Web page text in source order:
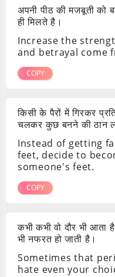
अपनी पीठ की मजबूती को
ही मिलते है।
Increase the
and betrayal come
COPY
किसी के पैरों में गिरकर
चलकर कुछ बनने की ठान
Instead of getting
feet, decide to
someone's feet.
COPY
कभी कभी वो दौर भी
भी नफरत हो जाती है।
Sometimes that
hate even your